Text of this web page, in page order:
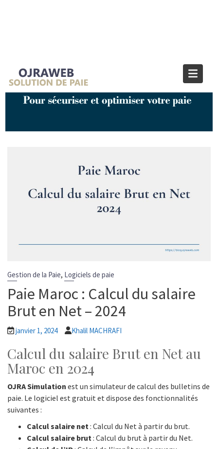
Home
Gestion de la Paie
Gestion de la Paie, Logiciels de paie
Paie Maroc : Calcul du salaire
Brut en Net – 2024
janvier 1, 2024 Khalil MACHRAFI
Calcul du salaire Brut en Net au
Maroc en 2024
OJRA Simulation est un simulateur de calcul des bulletins de
paie. Le logiciel est gratuit et dispose des fonctionnalités
suivantes :
Calcul salaire net: Calcul du Net à partir du brut.
Calcul salaire brut: Calcul du brut à partir du Net.